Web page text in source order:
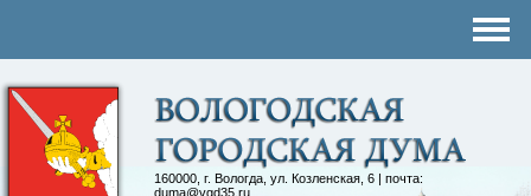
160000, г. Вологда, ул. Козленская, 6 | почта:
duma@vgd35.ru
Контакты
Депутатские объединения